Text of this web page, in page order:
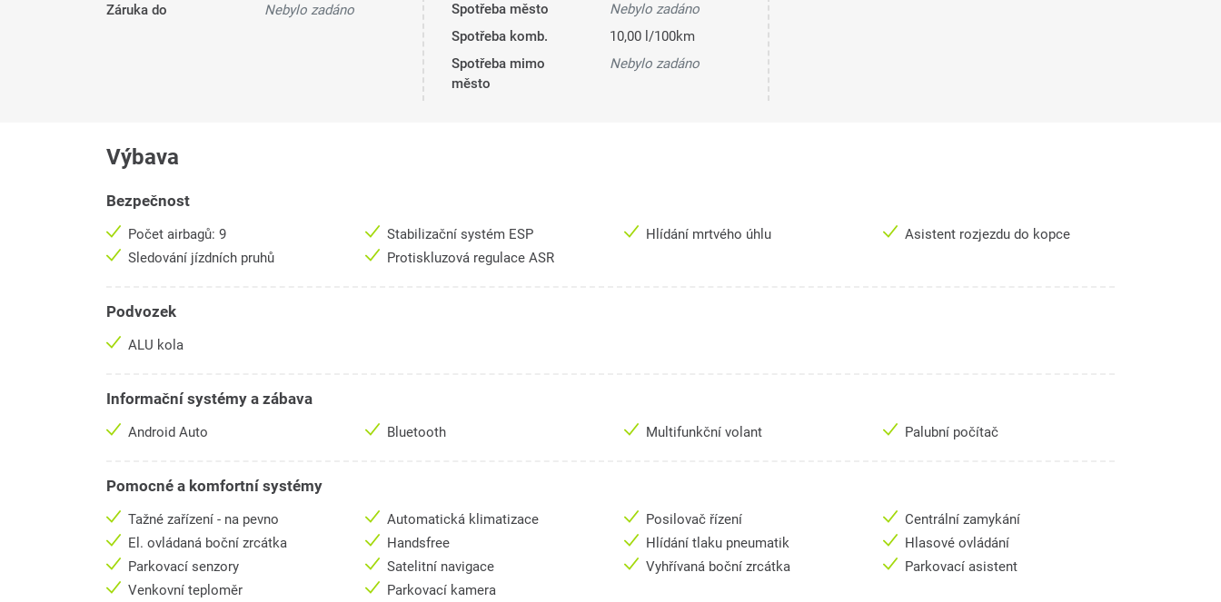
Záruka do
Nebylo zadáno
Spotřeba město
Nebylo zadáno
Spotřeba komb.
10,00 l/100km
Spotřeba mimo
město
Nebylo zadáno
Výbava
Bezpečnost
Počet airbagů: 9 Stabilizační systém ESP Hlídání mrtvého úhlu
Asistent rozjezdu do kopce
Sledování jízdních pruhů
Protiskluzová regulace ASR
Podvozek
ALU kola
Informační systémy a zábava
Android Auto Bluetooth Multifunkční volant Palubní počítač
Pomocné a komfortní systémy
Tažné zařízení - na pevno Automatická klimatizace Posilovač řízení
Centrální zamykání
El. ovládaná boční zrcátka
Handsfree Hlídání tlaku pneumatik
Hlasové ovládání
Parkovací senzory
Satelitní navigace Vyhřívaná boční zrcátka
Parkovací asistent
Venkovní teploměr
Parkovací kamera